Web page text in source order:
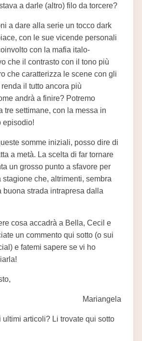
a darle (altro) filo da torcere?
a dare alla serie un tocco dark
con le sue vicende personali
con la mafia italo-
che il contrasto con il tono più
che caratterizza le scene con gli
il tutto ancora più
andrà a finire? Potremo
tre settimane, con la messa in
episodio!
somme iniziali, posso dire di
a metà. La scelta di far tornare
un grosso punto a sfavore per
stagione che, altrimenti, sembra
buona strada intrapresa dalla
cosa accadrà a Bella, Cecil e
un commento qui sotto (o sui
e fatemi sapere se vi ho
Mariangela
articoli? Li trovate qui sotto